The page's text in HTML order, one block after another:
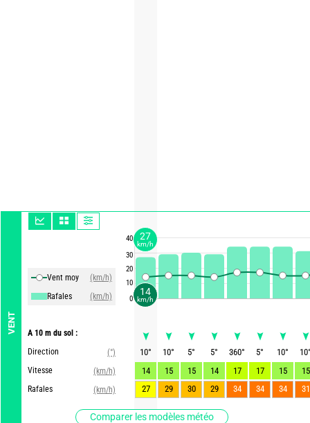
VENT
Vent moy
(km/h)
Rafales
(km/h)
A 10 m du sol :
Direction
(°)
Vitesse
(km/h)
Rafales
(km/h)
Comparer les modèles météo
40
30
20
10
0
10° 10° 5° 5° 360° 5° 10° 10
14
15 15 14 17 17 15
15
27
29 30 29 34 34 34 31
14
km/h
27
km/h